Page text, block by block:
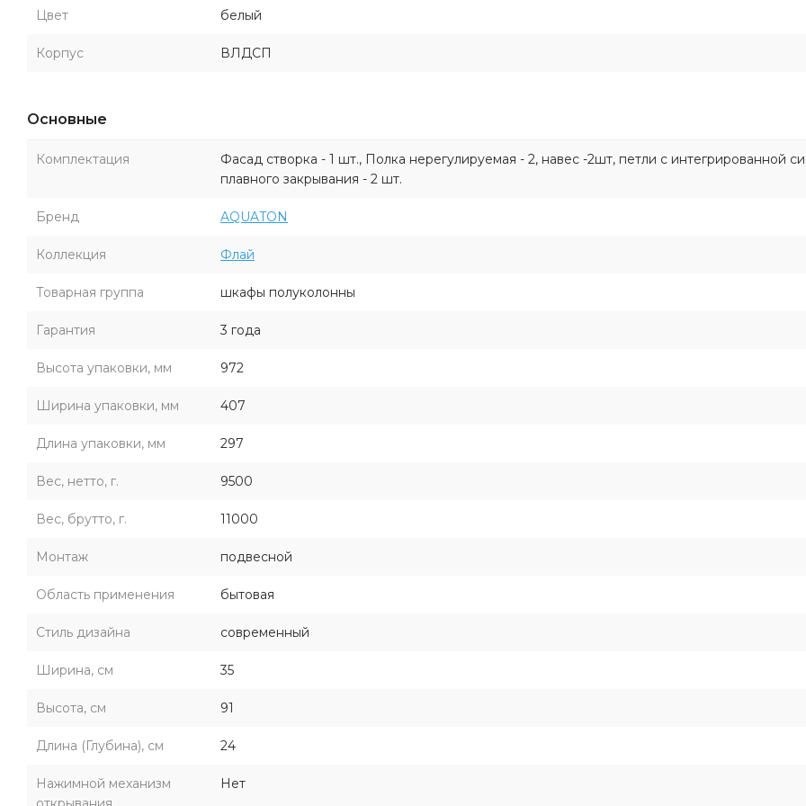
Цвет белый
Корпус ВЛДСП
Основные
Комплектация
Фасад створка - 1 шт., Полка нерегулируемая - 2, навес -2шт, петли с интегрированной
плавного закрывания - 2 шт.
Бренд AQUATON
Коллекция Флай
Товарная группа шкафы полуколонны
Гарантия 3 года
Высота упаковки, мм 972
Ширина упаковки, мм 407
Длина упаковки, мм 297
Вес, нетто, г. 9500
Вес, брутто, г. 11000
Монтаж подвесной
Область применения бытовая
Стиль дизайна современный
Ширина, см 35
Высота, см 91
Длина (Глубина), см 24
Нажимной механизм
Нет